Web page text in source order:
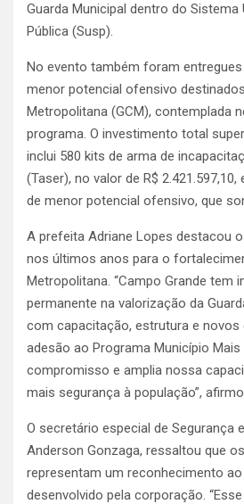
Guarda Municipal dentro do Sistema
Pública (Susp).
No evento também foram
menor potencial ofensivo
Metropolitana (GCM), contemplada
programa. O investimento total
inclui 580 kits de arma de
(Taser), no valor de R$
de menor potencial ofensivo, que
A prefeita Adriane Lopes destacou
nos últimos anos para o
Metropolitana. “Campo Grande tem
permanente na valorização da
com capacitação, estrutura e novos
adesão ao Programa Município
compromisso e amplia nossa
mais segurança à população”,
O secretário especial de Segurança
Anderson Gonzaga, ressaltou que
representam um reconhecimento
desenvolvido pela corporação.